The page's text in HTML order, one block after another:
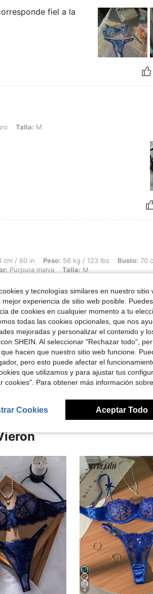
fiel a la
Talla: M
Peso: 56 kg / 123 lbs, Busto: 70 cm / 28 in, Cintura:
cm / 60 in Peso: 56 kg / 123 lbs Busto: 70
Púrpura malva Talla: M
Reseñas
8
y tecnologías similares en nuestro
mejor experiencia de sitio web posible.
de cookies en cualquier momento a tu
todas las cookies opcionales, que nos
mejoradas y personalizar el contenido y
SHEIN. Al seleccionar "Rechazar todo",
hacen que nuestro sitio web funcione.
pero esto puede afectar el
que utilizamos y para ajustar tus
cookies". Para obtener más información
Cookies Aceptar Todo